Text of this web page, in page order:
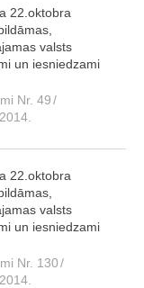
22.oktobra
valsts
un iesniedzami
Nr. 49/
22.oktobra
valsts
un iesniedzami
Nr. 130/